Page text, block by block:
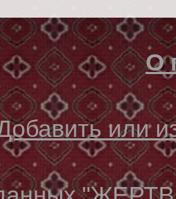
О
или